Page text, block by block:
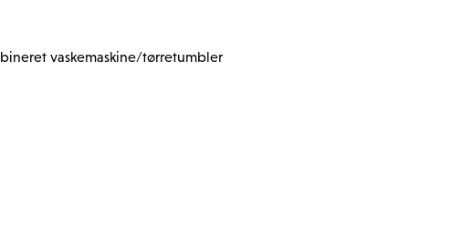
havn og Øresund, orienteringen giver helt
udsigten sig helt til Sverige.
vaskemaskine og tørretumbler, og der er også
gør det praktisk og bekvemt for beboere.
restauranter samt adgang til smukke strande og
vaskemaskine/tørretumbler